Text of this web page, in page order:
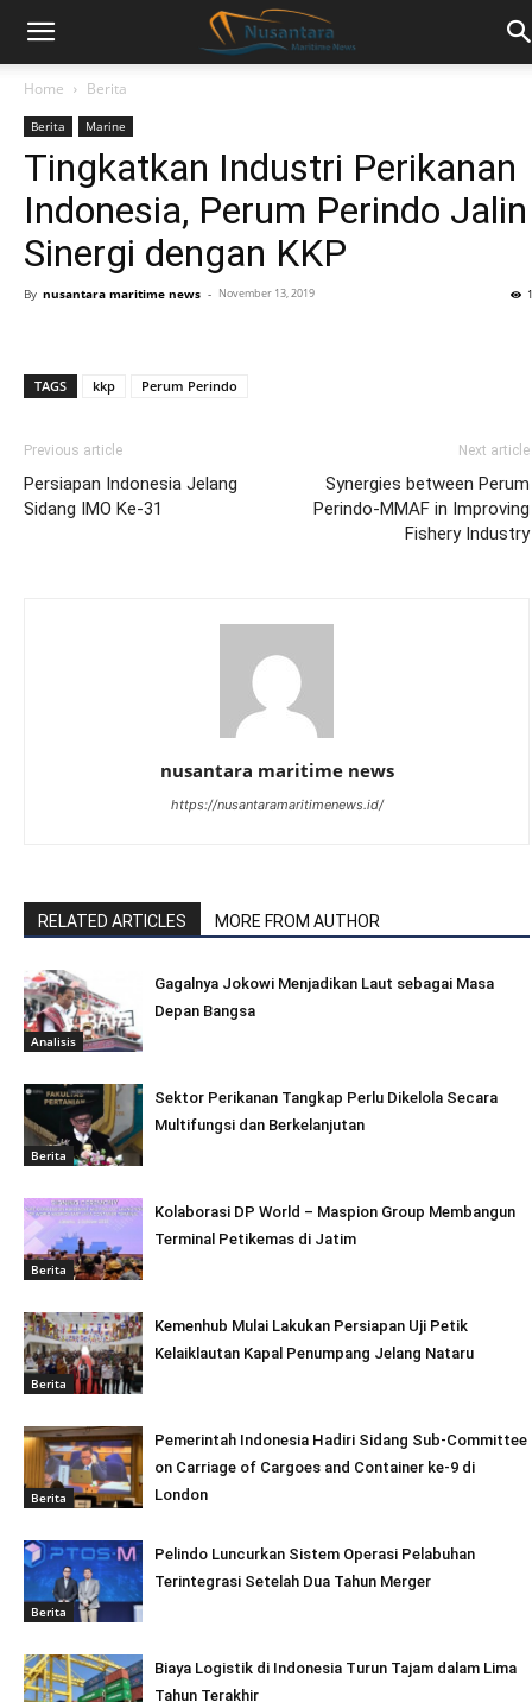
Home Berita
Berita Marine
Tingkatkan Industri Perikanan
Indonesia, Perum Perindo Jalin
Sinergi dengan KKP
By nusantara maritime news - November 13, 2019
TAGS kkp Perum Perindo
Previous article
Persiapan Indonesia Jelang
Sidang IMO Ke-31
Next article
Synergies between Perum
Perindo-MMAF in Improving
Fishery Industry
nusantara maritime news
https://nusantaramaritimenews.id/
RELATED ARTICLES MORE FROM AUTHOR
Analisis
Gagalnya Jokowi Menjadikan Laut sebagai Masa
Depan Bangsa
Berita
Sektor Perikanan Tangkap Perlu Dikelola Secara
Multifungsi dan Berkelanjutan
Berita
Kolaborasi DP World – Maspion Group Membangun
Terminal Petikemas di Jatim
Berita
Kemenhub Mulai Lakukan Persiapan Uji Petik
Kelaiklautan Kapal Penumpang Jelang Nataru
Berita
Pemerintah Indonesia Hadiri Sidang Sub-Committee
on Carriage of Cargoes and Container ke-9 di
London
Berita
Pelindo Luncurkan Sistem Operasi Pelabuhan
Terintegrasi Setelah Dua Tahun Merger
Biaya Logistik di Indonesia Turun Tajam dalam Lima
Tahun Terakhir